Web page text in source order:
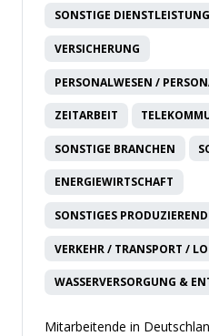
SONSTIGE
VERSICHERUNG
PERSONALWESEN /
ZEITARBEIT
SONSTIGE BRANCHEN
ENERGIEWIRTSCHAFT
SONSTIGES
VERKEHR / TRANSPORT /
WASSERVERSORGUNG &
Mitarbeitende in